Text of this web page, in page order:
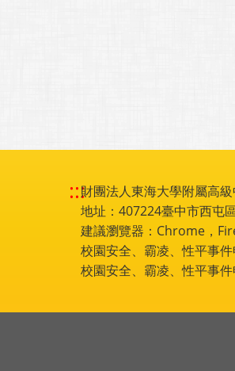
:::財團法人東海大學附屬高
地址：407224臺中市西屯
建議瀏覽器：Chrome，
校園安全、霸凌、性平事
校園安全、霸凌、性平事